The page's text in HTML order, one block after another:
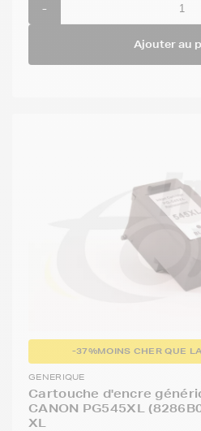
-
Ajouter au
-37%MOINS CHER QUE
GENERIQUE
Cartouche d'encre
CANON PG545XL
XL